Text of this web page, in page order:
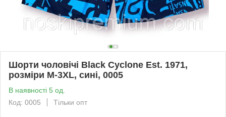
Шорти чоловічі Black Cyclone Est. 1971,
розміри M-3XL, сині, 0005
В наявності 5 од.
Код: 0005
Тільки опт